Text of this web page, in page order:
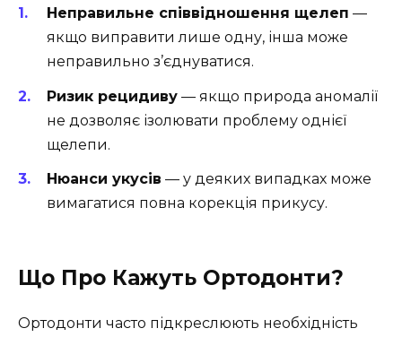
Неправильне співвідношення щелеп —
якщо виправити лише одну, інша може
неправильно з’єднуватися.
Ризик рецидиву — якщо природа аномалії
не дозволяє ізолювати проблему однієї
щелепи.
Нюанси укусів — у деяких випадках може
вимагатися повна корекція прикусу.
Що Про Кажуть Ортодонти?
Ортодонти часто підкреслюють необхідність